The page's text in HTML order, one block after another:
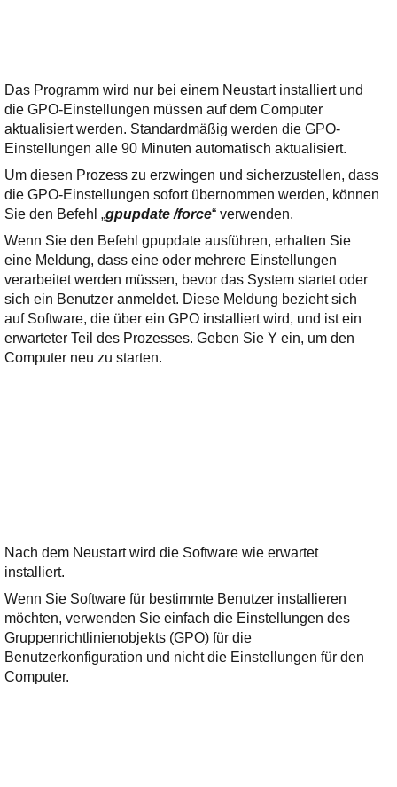
Das Programm wird nur bei einem Neustart installiert und
die GPO-Einstellungen müssen auf dem Computer
aktualisiert werden. Standardmäßig werden die GPO-
Einstellungen alle 90 Minuten automatisch aktualisiert.
Um diesen Prozess zu erzwingen und sicherzustellen, dass
die GPO-Einstellungen sofort übernommen werden, können
Sie den Befehl „gpupdate /force“ verwenden.
Wenn Sie den Befehl gpupdate ausführen, erhalten Sie
eine Meldung, dass eine oder mehrere Einstellungen
verarbeitet werden müssen, bevor das System startet oder
sich ein Benutzer anmeldet. Diese Meldung bezieht sich
auf Software, die über ein GPO installiert wird, und ist ein
erwarteter Teil des Prozesses. Geben Sie Y ein, um den
Computer neu zu starten.
Nach dem Neustart wird die Software wie erwartet
installiert.
Wenn Sie Software für bestimmte Benutzer installieren
möchten, verwenden Sie einfach die Einstellungen des
Gruppenrichtlinienobjekts (GPO) für die
Benutzerkonfiguration und nicht die Einstellungen für den
Computer.